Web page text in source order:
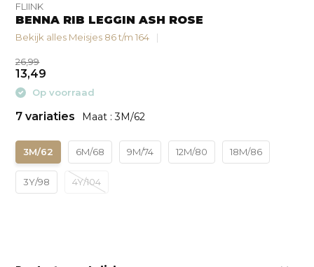
FLIINK
BENNA RIB LEGGIN ASH ROSE
Bekijk alles Meisjes 86 t/m 164
26,99
13,49
Op voorraad
7 variaties Maat : 3M/62
3M/62 6M/68 9M/74 12M/80 18M/86
3Y/98 4Y/104